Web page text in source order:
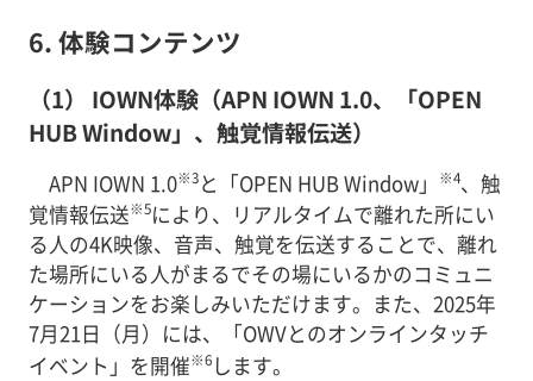
6. 体験コンテンツ
（1） IOWN体験（APN IOWN 1.0、「OPEN
HUB Window」、触覚情報伝送）
APN IOWN 1.0※3と「OPEN HUB Window」 ※4、触
覚情報伝送※5により、リアルタイムで離れた所にい
る人の4K映像、音声、触覚を伝送することで、離れ
た場所にいる人がまるでその場にいるかのコミュニ
ケーションをお楽しみいただけます。また、2025年
7月21日（月）には、「OWVとのオンラインタッチ
イベント」を開催※6します。